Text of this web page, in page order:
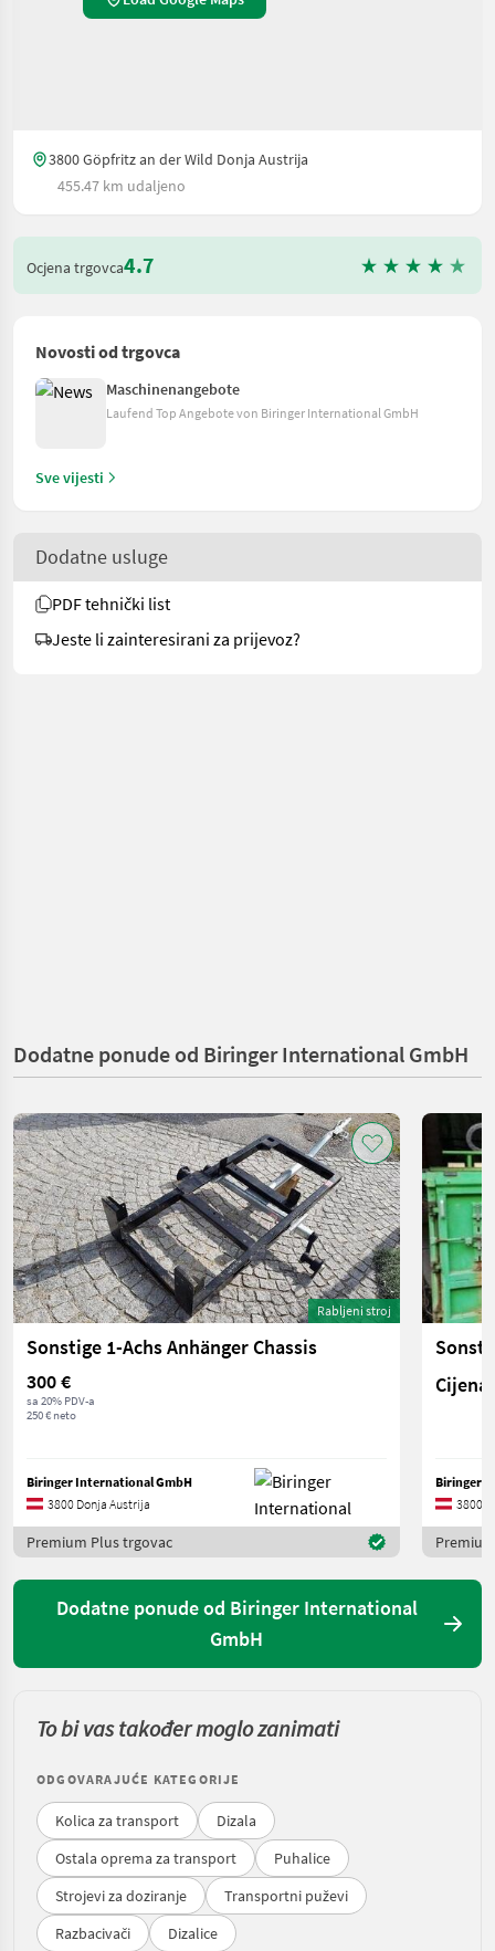
3800 Göpfritz an der Wild Donja Austrija
455.47 km udaljeno
Ocjena trgovca4.7
Novosti od trgovca
Maschinenangebote
Laufend Top Angebote von Biringer International GmbH
Sve vijesti
Dodatne usluge
PDF tehnički list
Jeste li zainteresirani za prijevoz?
Dodatne ponude od Biringer International GmbH
Rabljeni stroj
Sonstige 1-Achs Anhänger Chassis
300 €
sa 20% PDV-a
250 € neto
Biringer International GmbH
3800 Donja Austrija
Premium Plus trgovac
Biringer
3800
Dodatne ponude od Biringer International
GmbH
To bi vas također moglo zanimati
ODGOVARAJUĆE KATEGORIJE
Kolica za transport
Dizala
Ostala oprema za transport
Puhalice
Strojevi za doziranje
Transportni puževi
Razbacivači
Dizalice